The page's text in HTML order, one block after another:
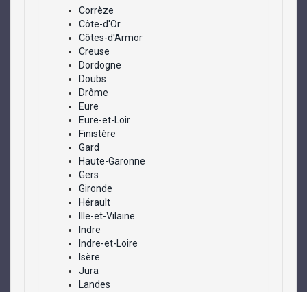
Corrèze
Côte-d'Or
Côtes-d'Armor
Creuse
Dordogne
Doubs
Drôme
Eure
Eure-et-Loir
Finistère
Gard
Haute-Garonne
Gers
Gironde
Hérault
Ille-et-Vilaine
Indre
Indre-et-Loire
Isère
Jura
Landes